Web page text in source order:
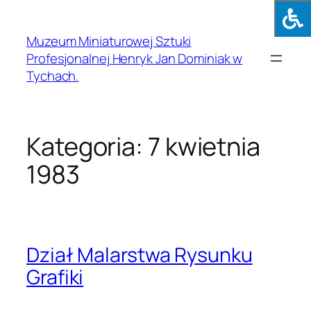
Muzeum Miniaturowej Sztuki
Profesjonalnej Henryk Jan Dominiak w
Tychach.
Kategoria: 7 kwietnia
1983
Dział Malarstwa Rysunku
Grafiki